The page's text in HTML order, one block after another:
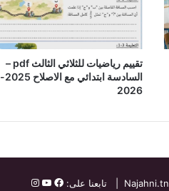
تقييم رياضيات للثلاثي الثالث pdf –
السادسة ابتدائي مع الاصلاح 2025-
2026
Najahni.tn | تابعنا على: